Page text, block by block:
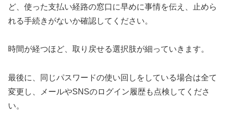
ど、使った支払い経路の窓口に早めに事情を伝え、止めら
れる手続きがないか確認してください。
時間が経つほど、取り戻せる選択肢が細っていきます。
最後に、同じパスワードの使い回しをしている場合は全て
変更し、メールやSNSのログイン履歴も点検してくださ
い。